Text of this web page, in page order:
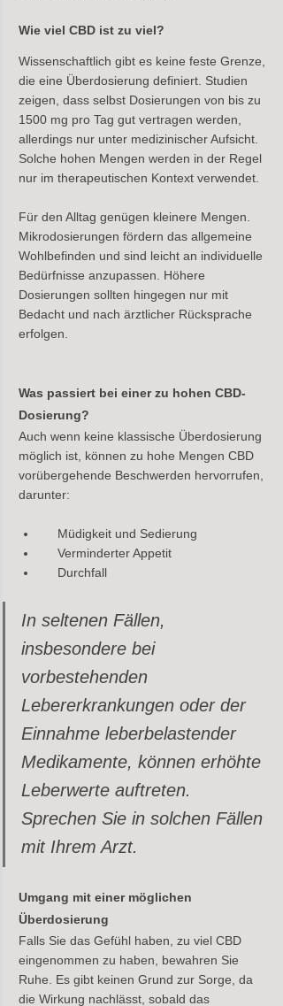
Wie viel CBD ist zu viel?
Wissenschaftlich gibt es keine feste Grenze,
die eine Überdosierung definiert. Studien
zeigen, dass selbst Dosierungen von bis zu
1500 mg pro Tag gut vertragen werden,
allerdings nur unter medizinischer Aufsicht.
Solche hohen Mengen werden in der Regel
nur im therapeutischen Kontext verwendet.
Für den Alltag genügen kleinere Mengen.
Mikrodosierungen fördern das allgemeine
Wohlbefinden und sind leicht an individuelle
Bedürfnisse anzupassen. Höhere
Dosierungen sollten hingegen nur mit
Bedacht und nach ärztlicher Rücksprache
erfolgen.
Was passiert bei einer zu hohen CBD-
Dosierung?
Auch wenn keine klassische Überdosierung
möglich ist, können zu hohe Mengen CBD
vorübergehende Beschwerden hervorrufen,
darunter:
Müdigkeit und Sedierung
Verminderter Appetit
Durchfall
In seltenen Fällen,
insbesondere bei
vorbestehenden
Lebererkrankungen oder der
Einnahme leberbelastender
Medikamente, können erhöhte
Leberwerte auftreten.
Sprechen Sie in solchen Fällen
mit Ihrem Arzt.
Umgang mit einer möglichen
Überdosierung
Falls Sie das Gefühl haben, zu viel CBD
eingenommen zu haben, bewahren Sie
Ruhe. Es gibt keinen Grund zur Sorge, da
die Wirkung nachlässt, sobald das